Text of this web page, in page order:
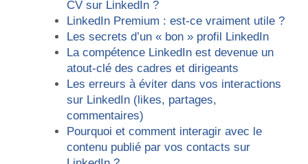
CV sur LinkedIn ?
LinkedIn Premium : est-ce vraiment utile ?
Les secrets d’un « bon » profil LinkedIn
La compétence LinkedIn est devenue un
atout-clé des cadres et dirigeants
Les erreurs à éviter dans vos interactions
sur LinkedIn (likes, partages,
commentaires)
Pourquoi et comment interagir avec le
contenu publié par vos contacts sur